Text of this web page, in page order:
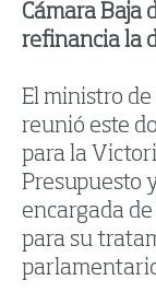
Cámara Baja
refinancia la
El ministro
reunió este
para la
Presupuesto
encargada
para su